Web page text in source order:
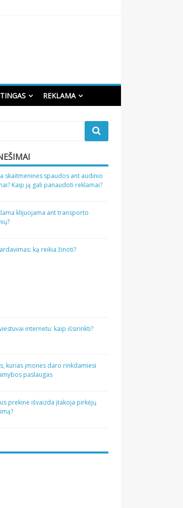
REKLAMA
skaitmeninės spaudos ant audinio
Kaip ją gali panaudoti reklamai?
klijuojama ant transporto
ką reikia žinoti?
internetu: kaip išsirinkti?
kurias įmonės daro rinkdamiesi
paslaugas
prekinė išvaizda įtakoja pirkėjų